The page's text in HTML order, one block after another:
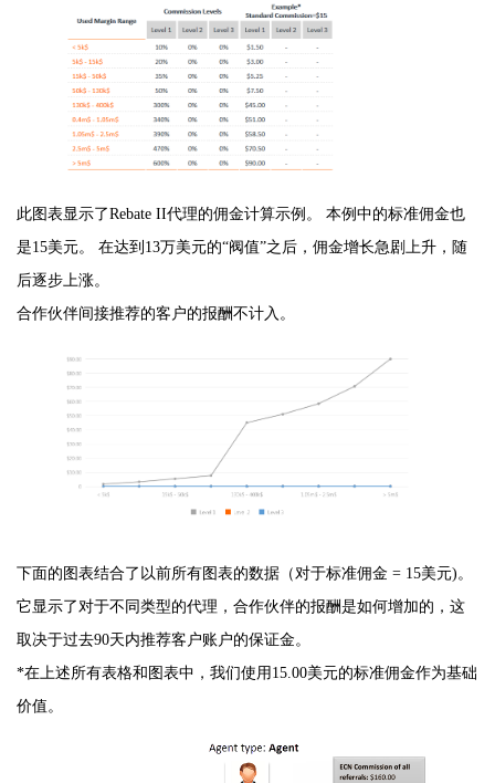
此图表显示了Rebate II代理的佣金计算示例。 本例中的标准佣金也
是15美元。 在达到13万美元的“阀值”之后，佣金增长急剧上升，随
后逐步上涨。
合作伙伴间接推荐的客户的报酬不计入。
下面的图表结合了以前所有图表的数据（对于标准佣金 = 15美元)。
它显示了对于不同类型的代理，合作伙伴的报酬是如何增加的，这
取决于过去90天内推荐客户账户的保证金。
*在上述所有表格和图表中，我们使用15.00美元的标准佣金作为基础
价值。